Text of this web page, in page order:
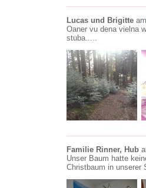
Lucas und Brigitte am
Oaner vu dena vielna
stuba.....
Familie Rinner, Hub
Unser Baum hatte
Christbaum in unserer